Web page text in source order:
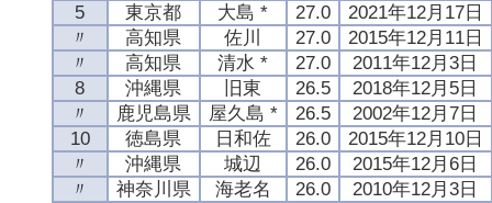
5
東京都 大島 * 27.0
2021年12月17日
〃
高知県 佐川 27.0
2015年12月11日
〃
高知県 清水 * 27.0
2011年12月3日
8
沖縄県 旧東 26.5
2018年12月5日
〃
鹿児島県 屋久島 * 26.5
2002年12月7日
10
徳島県 日和佐 26.0
2015年12月10日
〃
沖縄県 城辺 26.0
2015年12月6日
〃
神奈川県 海老名 26.0
2010年12月3日